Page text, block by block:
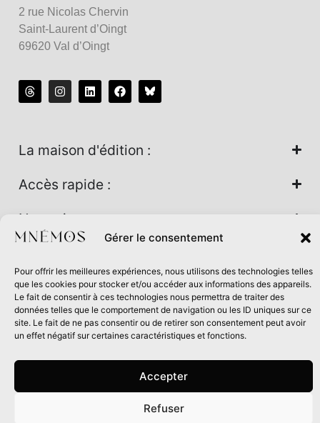
Gérer le consentement
Pour offrir les meilleures expériences, nous utilisons des technologies telles
que les cookies pour stocker et/ou accéder aux informations des appareils.
Le fait de consentir à ces technologies nous permettra de traiter des
données telles que le comportement de navigation ou les ID uniques sur ce
site. Le fait de ne pas consentir ou de retirer son consentement peut avoir
un effet négatif sur certaines caractéristiques et fonctions.
Accepter
Refuser
2 rue Nicolas Chervin
Saint-Laurent d’Oingt
69620 Val d’Oingt
La maison d'édition :
Accès rapide :
Nos univers :
Maison d’édition soutenue par la DRAC Auvergne-Rhône-
Alpes et la Région Auvergne-Rhône-Alpes dans le cadre du
Contrat de filière Livre 2024